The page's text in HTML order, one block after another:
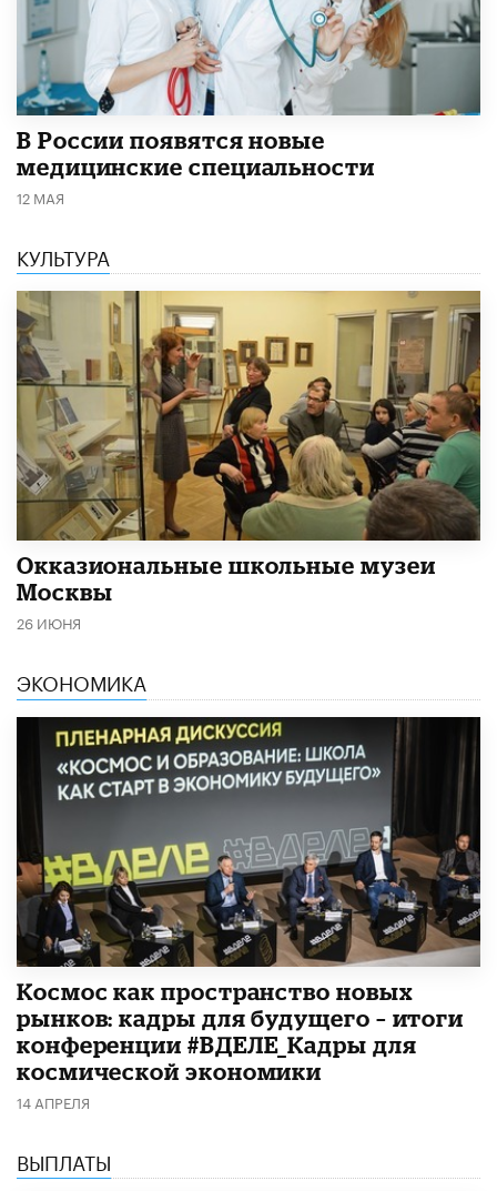
В России появятся новые
медицинские специальности
12 МАЯ
КУЛЬТУРА
​Окказиональные школьные музеи
Москвы
26 ИЮНЯ
ЭКОНОМИКА
Космос как пространство новых
рынков: кадры для будущего – итоги
конференции #ВДЕЛЕ_Кадры для
космической экономики
14 АПРЕЛЯ
ВЫПЛАТЫ